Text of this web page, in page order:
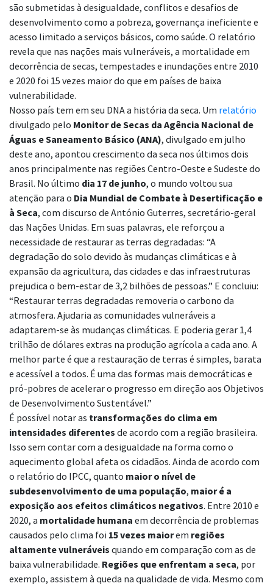
são submetidas à desigualdade, conflitos e desafios de
desenvolvimento como a pobreza, governança ineficiente e
acesso limitado a serviços básicos, como saúde. O relatório
revela que nas nações mais vulneráveis, a mortalidade em
decorrência de secas, tempestades e inundações entre 2010
e 2020 foi 15 vezes maior do que em países de baixa
vulnerabilidade.
Nosso país tem em seu DNA a história da seca. Um relatório
divulgado pelo Monitor de Secas da Agência Nacional de
Águas e Saneamento Básico (ANA), divulgado em julho
deste ano, apontou crescimento da seca nos últimos dois
anos principalmente nas regiões Centro-Oeste e Sudeste do
Brasil. No último dia 17 de junho, o mundo voltou sua
atenção para o Dia Mundial de Combate à Desertificação e
à Seca, com discurso de António Guterres, secretário-geral
das Nações Unidas. Em suas palavras, ele reforçou a
necessidade de restaurar as terras degradadas: “A
degradação do solo devido às mudanças climáticas e à
expansão da agricultura, das cidades e das infraestruturas
prejudica o bem-estar de 3,2 bilhões de pessoas.” E concluiu:
“Restaurar terras degradadas removeria o carbono da
atmosfera. Ajudaria as comunidades vulneráveis a
adaptarem-se às mudanças climáticas. E poderia gerar 1,4
trilhão de dólares extras na produção agrícola a cada ano. A
melhor parte é que a restauração de terras é simples, barata
e acessível a todos. É uma das formas mais democráticas e
pró-pobres de acelerar o progresso em direção aos Objetivos
de Desenvolvimento Sustentável.”
É possível notar as transformações do clima em
intensidades diferentes de acordo com a região brasileira.
Isso sem contar com a desigualdade na forma como o
aquecimento global afeta os cidadãos. Ainda de acordo com
o relatório do IPCC, quanto maior o nível de
subdesenvolvimento de uma população, maior é a
exposição aos efeitos climáticos negativos. Entre 2010 e
2020, a mortalidade humana em decorrência de problemas
causados pelo clima foi 15 vezes maiorem regiões
altamente vulneráveis quando em comparação com as de
baixa vulnerabilidade. Regiões que enfrentam a seca, por
exemplo, assistem à queda na qualidade de vida. Mesmo com